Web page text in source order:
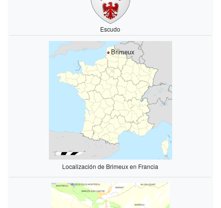
Escudo
Brimeux
Localización de Brimeux en Francia